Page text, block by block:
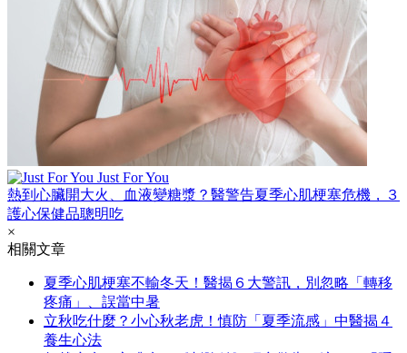
Just For You
熱到心臟開大火、血液變糖漿？醫警告夏季心肌梗塞危機，３
護心保健品聰明吃
×
相關文章
夏季心肌梗塞不輸冬天！醫揭６大警訊，別忽略「轉移
疼痛」、誤當中暑
立秋吃什麼？小心秋老虎！慎防「夏季流感」中醫揭４
養生心法